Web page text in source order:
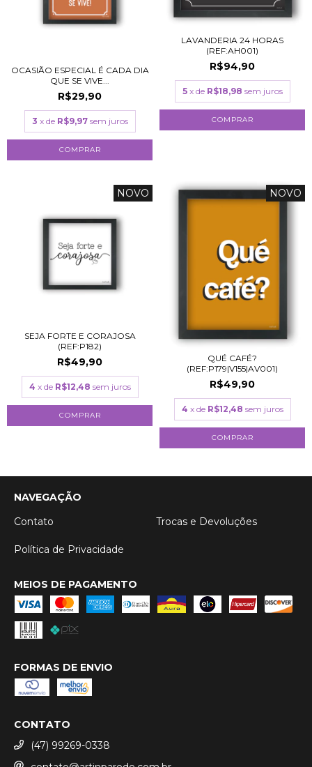
OCASIÃO ESPECIAL É CADA DIA
QUE SE VIVE...
R$29,90
3 x de R$9,97 sem juros
COMPRAR
LAVANDERIA 24 HORAS
(REF:AH001)
R$94,90
5 x de R$18,98 sem juros
COMPRAR
NOVO
SEJA FORTE E CORAJOSA
(REF:P182)
R$49,90
4 x de R$12,48 sem juros
COMPRAR
NOVO
QUÉ CAFÉ?
(REF:P179|V155|AV001)
R$49,90
4 x de R$12,48 sem juros
COMPRAR
NAVEGAÇÃO
Contato
Trocas e Devoluções
Política de Privacidade
MEIOS DE PAGAMENTO
FORMAS DE ENVIO
CONTATO
(47) 99269-0338